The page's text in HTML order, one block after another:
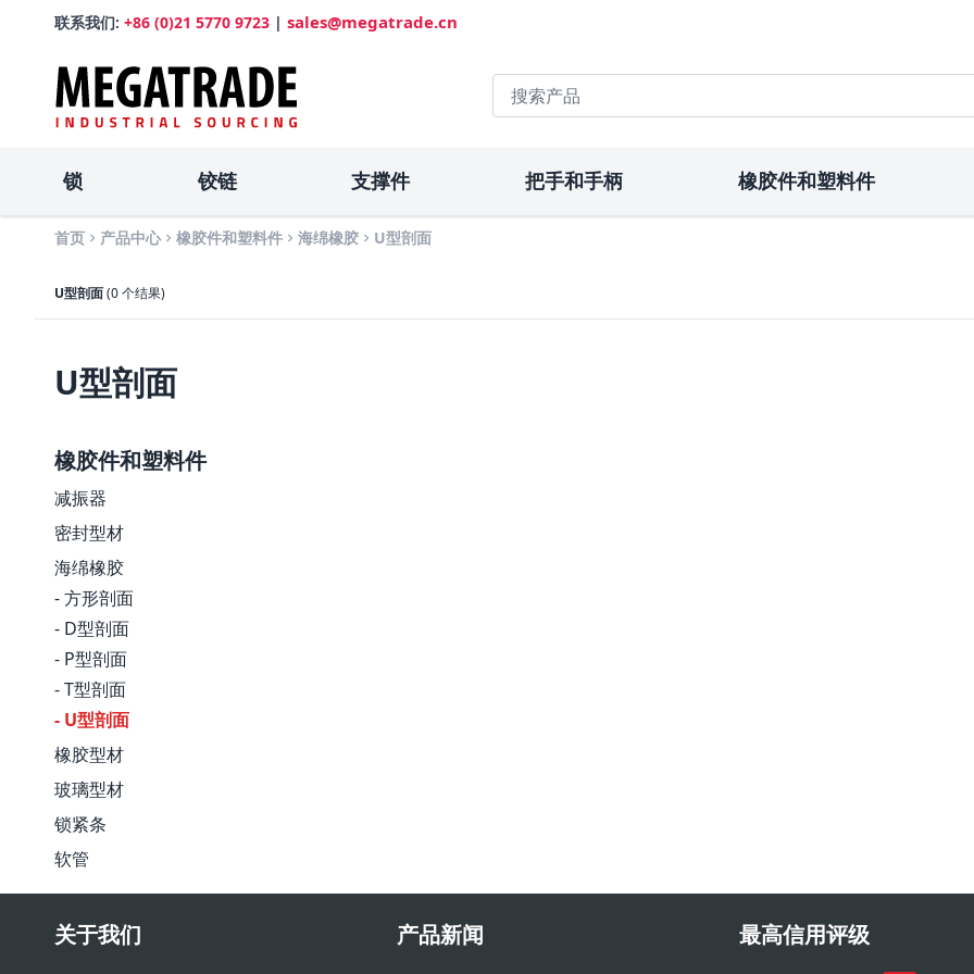
联系我们: +86 (0)21 5770 9723 | sales@megatrade.cn
搜索产品
锁 铰链 支撑件 把手和手柄 橡胶件和塑料件
首页 产品中心 橡胶件和塑料件 海绵橡胶 U型剖面
U型剖面(0 个结果)
U型剖面
橡胶件和塑料件
减振器
密封型材
海绵橡胶
- 方形剖面
- D型剖面
- P型剖面
- T型剖面
- U型剖面
橡胶型材
玻璃型材
锁紧条
软管
关于我们 产品新闻 最高信用评级